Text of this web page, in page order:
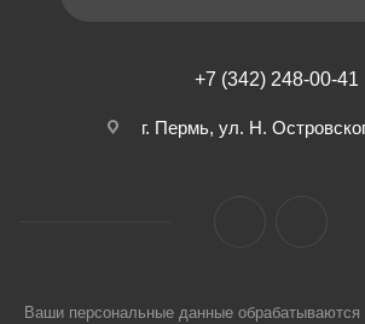
+7 (342) 248-00-41
г. Пермь, ул. Н.
Ваши персональные данные обрабатываются